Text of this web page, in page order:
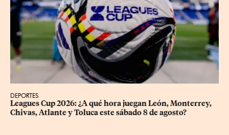
DEPORTES
Leagues Cup 2026: ¿A qué hora juegan León, Monterrey,
Chivas, Atlante y Toluca este sábado 8 de agosto?